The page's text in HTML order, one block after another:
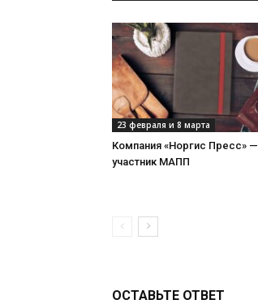
23 февраля и 8 марта
Компания «Норгис Пресс» —
участник МАПП
ОСТАВЬТЕ ОТВЕТ